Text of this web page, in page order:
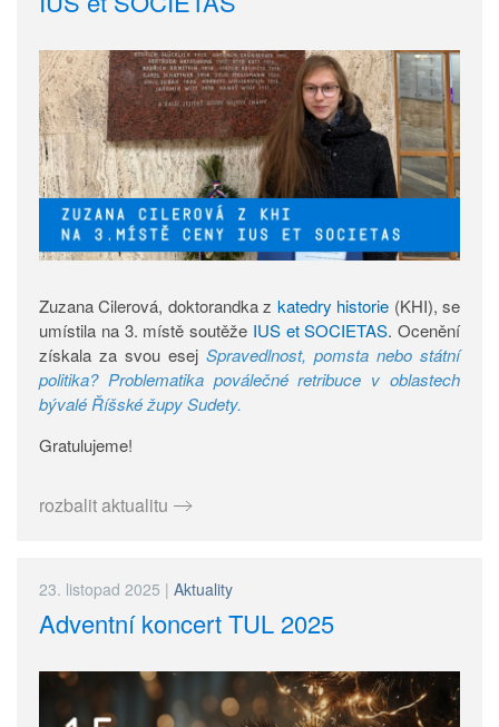
Zuzana Cilerová, doktorandka z katedry historie (KHI), se
umístila na 3. místě soutěže IUS et SOCIETAS. Ocenění
získala za svou esej Spravedlnost, pomsta nebo státní
politika? Problematika poválečné retribuce v oblastech
bývalé Říšské župy Sudety.
Gratulujeme!
rozbalit aktualitu
23. listopad 2025 | Aktuality
Adventní koncert TUL 2025